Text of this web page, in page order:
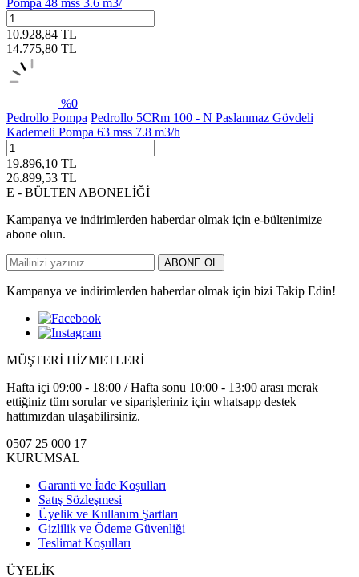
10.928,84 TL
14.775,80 TL
%0
Pedrollo Pompa Pedrollo 5CRm 100 - N Paslanmaz Gövdeli
Kademeli Pompa 63 mss 7.8 m3/h
19.896,10 TL
26.899,53 TL
E - BÜLTEN ABONELİĞİ
Kampanya ve indirimlerden haberdar olmak için e-bültenimize
abone olun.
ABONE OL
Kampanya ve indirimlerden haberdar olmak için bizi Takip Edin!
MÜŞTERİ HİZMETLERİ
Hafta içi 09:00 - 18:00 / Hafta sonu 10:00 - 13:00 arası merak
ettiğiniz tüm sorular ve siparişleriniz için whatsapp destek
hattımızdan ulaşabilirsiniz.
0507 25 000 17
KURUMSAL
Garanti ve İade Koşulları
Satış Sözleşmesi
Üyelik ve Kullanım Şartları
Gizlilik ve Ödeme Güvenliği
Teslimat Koşulları
ÜYELİK